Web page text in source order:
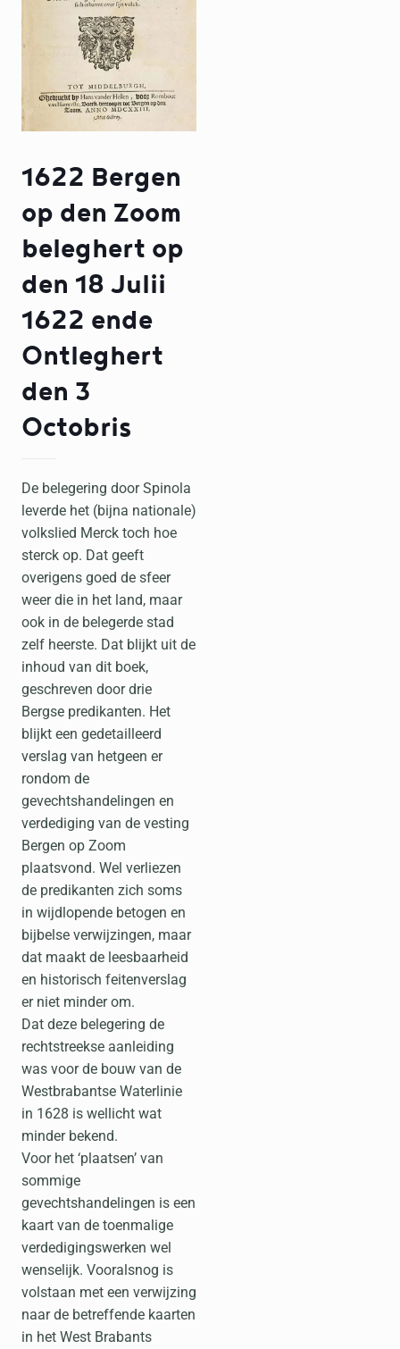
1622 Bergen
op den Zoom
beleghert op
den 18 Julii
1622 ende
Ontleghert
den 3
Octobris
De belegering door Spinola
leverde het (bijna nationale)
volkslied Merck toch hoe
sterck op. Dat geeft
overigens goed de sfeer
weer die in het land, maar
ook in de belegerde stad
zelf heerste. Dat blijkt uit de
inhoud van dit boek,
geschreven door drie
Bergse predikanten. Het
blijkt een gedetailleerd
verslag van hetgeen er
rondom de
gevechtshandelingen en
verdediging van de vesting
Bergen op Zoom
plaatsvond. Wel verliezen
de predikanten zich soms
in wijdlopende betogen en
bijbelse verwijzingen, maar
dat maakt de leesbaarheid
en historisch feitenverslag
er niet minder om.
Dat deze belegering de
rechtstreekse aanleiding
was voor de bouw van de
Westbrabantse Waterlinie
in 1628 is wellicht wat
minder bekend.
Voor het ‘plaatsen’ van
sommige
gevechtshandelingen is een
kaart van de toenmalige
verdedigingswerken wel
wenselijk. Vooralsnog is
volstaan met een verwijzing
naar de betreffende kaarten
in het West Brabants